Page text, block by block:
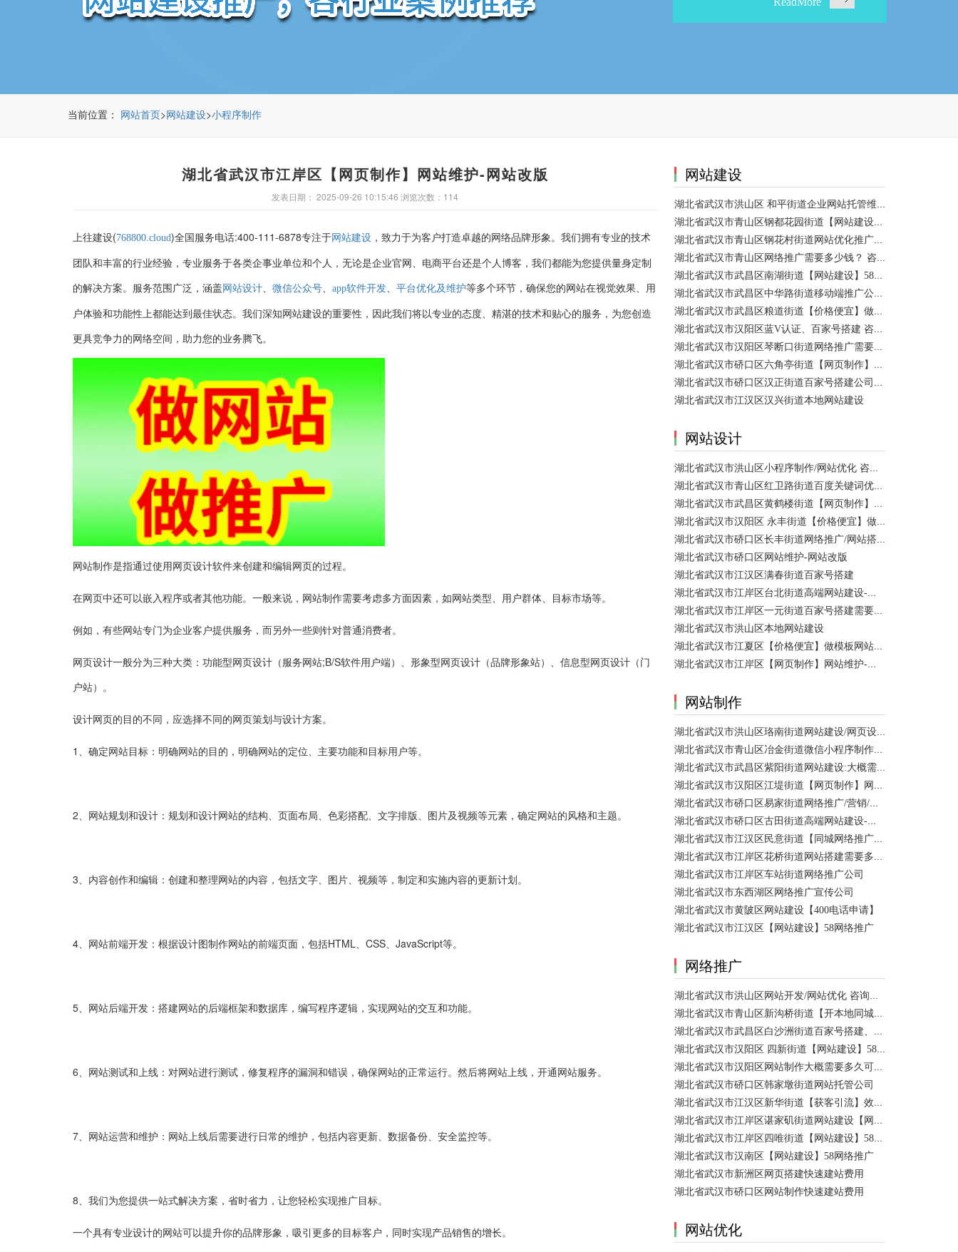
ReadMore
当前位置： 网站首页> 网站建设>小程序制作
湖北省武汉市江岸区【网页制作】网站维护-网站改版
发表日期： 2025-09-26 10:15:46 浏览次数：114
上往建设(768800.cloud)全国服务电话:400-111-6878专注于网站建设 ，致力于为客户打造卓越的网络品牌形象。我们拥有专业的技术
团队和丰富的行业经验，专业服务于各类企事业单位和个人，无论是企业官网、电商平台还是个人博客，我们都能为您提供量身定制
的解决方案。服务范围广泛，涵盖 网站设计、 微信公众号、 app软件开发、 平台优化及维护等多个环节，确保您的网站在视觉效果、用
户体验和功能性上都能达到最佳状态。我们深知网站建设的重要性，因此我们将以专业的态度、精湛的技术和贴心的服务，为您创造
更具竞争力的网络空间，助力您的业务腾飞。
网站制作是指通过使用网页设计软件来创建和编辑网页的过程。
在网页中还可以嵌入程序或者其他功能。一般来说，网站制作需要考虑多方面因素，如网站类型、用户群体、目标市场等。
例如，有些网站专门为企业客户提供服务，而另外一些则针对普通消费者。
网页设计一般分为三种大类：功能型网页设计（服务网站;B/S软件用户端）、形象型网页设计（品牌形象站）、信息型网页设计（门
户站）。
设计网页的目的不同，应选择不同的网页策划与设计方案。
1、确定网站目标：明确网站的目的，明确网站的定位、主要功能和目标用户等。
2、网站规划和设计：规划和设计网站的结构、页面布局、色彩搭配、文字排版、图片及视频等元素，确定网站的风格和主题。
3、内容创作和编辑：创建和整理网站的内容，包括文字、图片、视频等，制定和实施内容的更新计划。
4、网站前端开发：根据设计图制作网站的前端页面，包括HTML、CSS、JavaScript等。
5、网站后端开发：搭建网站的后端框架和数据库，编写程序逻辑，实现网站的交互和功能。
6、网站测试和上线：对网站进行测试，修复程序的漏洞和错误，确保网站的正常运行。然后将网站上线，开通网站服务。
7、网站运营和维护：网站上线后需要进行日常的维护，包括内容更新、数据备份、安全监控等。
8、我们为您提供一站式解决方案，省时省力，让您轻松实现推广目标。
一个具有专业设计的网站可以提升你的品牌形象，吸引更多的目标客户，同时实现产品销售的增长。
网站建设
湖北省武汉市洪山区 和平街道企业网站托管维护/网站优化 咨询服务
湖北省武汉市青山区钢都花园街道【网站建设】做一个网站大概需要多少钱？ 咨询服务
湖北省武汉市青山区钢花村街道网站优化推广外包|小程序开发 咨询服务
湖北省武汉市青山区网络推广需要多少钱？ 咨询服务
湖北省武汉市武昌区南湖街道【网站建设】58网络推广
湖北省武汉市武昌区中华路街道移动端推广公司【网站建设一条龙】
湖北省武汉市武昌区粮道街道【价格便宜】做模板网站 咨询服务
湖北省武汉市汉阳区蓝V认证、百家号搭建 咨询服务
湖北省武汉市汉阳区琴断口街道网络推广需要多少钱？
湖北省武汉市硚口区六角亭街道【网页制作】网站维护
湖北省武汉市硚口区汉正街道百家号搭建公司【网站建设一条龙】
湖北省武汉市江汉区汉兴街道本地网站建设
网站设计
湖北省武汉市洪山区小程序制作/网站优化 咨询服务
湖北省武汉市青山区红卫路街道百度关键词优化排名、搜索推广 咨询服务
湖北省武汉市武昌区黄鹤楼街道【网页制作】网站维护
湖北省武汉市汉阳区 永丰街道【价格便宜】做模板网站 咨询服务
湖北省武汉市硚口区长丰街道网络推广/网站搭建需要多少钱？
湖北省武汉市硚口区网站维护-网站改版
湖北省武汉市江汉区满春街道百家号搭建
湖北省武汉市江岸区台北街道高端网站建设-【网站建设】做一个网站大概需要多少钱？
湖北省武汉市江岸区一元街道百家号搭建需要多少钱？
湖北省武汉市洪山区本地网站建设
湖北省武汉市江夏区【价格便宜】做模板网站需要多少钱？
湖北省武汉市江岸区【网页制作】网站维护-网站改版
网站制作
湖北省武汉市洪山区珞南街道网站建设/网页设计 咨询服务
湖北省武汉市青山区冶金街道微信小程序制作公司/网站制作 咨询服务
湖北省武汉市武昌区紫阳街道网站建设:大概需要多久可以制作好？
湖北省武汉市汉阳区江堤街道【网页制作】网站维护 咨询服务
湖北省武汉市硚口区易家街道网络推广/营销/宣传公司
湖北省武汉市硚口区古田街道高端网站建设-百家号注册
湖北省武汉市江汉区民意街道【同城网络推广】店铺推广
湖北省武汉市江岸区花桥街道网站搭建需要多少钱？
湖北省武汉市江岸区车站街道网络推广公司
湖北省武汉市东西湖区网络推广宣传公司
湖北省武汉市黄陂区网站建设【400电话申请】
湖北省武汉市江汉区【网站建设】58网络推广
网络推广
湖北省武汉市洪山区网站开发/网站优化 咨询服务
湖北省武汉市青山区新沟桥街道【开本地同城会员推广】百度推广费用 咨询服务
湖北省武汉市武昌区白沙洲街道百家号搭建、设置【网站建设一条龙】
湖北省武汉市汉阳区 四新街道【网站建设】58网络推广 咨询服务
湖北省武汉市汉阳区网站制作大概需要多久可以制作好？
湖北省武汉市硚口区韩家墩街道网站托管公司
湖北省武汉市江汉区新华街道【获客引流】效果好价格便宜网络推广营销宣传公司
湖北省武汉市江岸区谌家矶街道网站建设【网页制作】网站维护-网站改版
湖北省武汉市江岸区四唯街道【网站建设】58网络推广
湖北省武汉市汉南区【网站建设】58网络推广
湖北省武汉市新洲区网页搭建快速建站费用
湖北省武汉市硚口区网站制作快速建站费用
网站优化